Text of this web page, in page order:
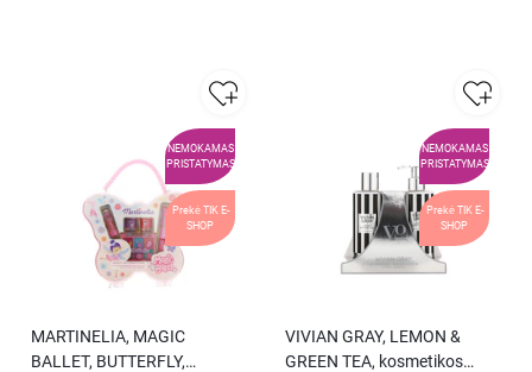
NEMOKAMAS
PRISTATYMAS
Prekė TIK E-
SHOP
MARTINELIA, MAGIC
BALLET, BUTTERFLY,
NEMOKAMAS
PRISTATYMAS
Prekė TIK E-
SHOP
VIVIAN GRAY, LEMON &
GREEN TEA, kosmetikos